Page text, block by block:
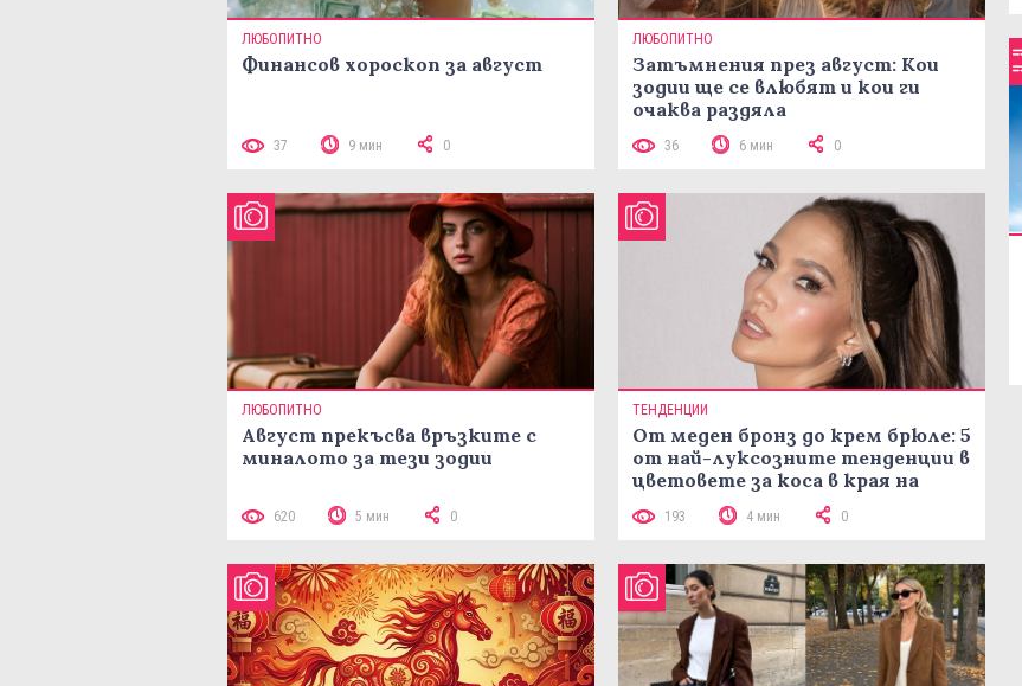
ЛЮБОПИТНО
Финансов хороскоп за август
37 9 мин 0
ЛЮБОПИТНО
Затъмнения през август: Кои
зодии ще се влюбят и кои ги
очаква раздяла
36 6 мин 0
ЛЮБОПИТНО
Август прекъсва връзките с
миналото за тези зодии
620 5 мин 0
ТЕНДЕНЦИИ
От меден бронз до крем брюле: 5
от най-луксозните тенденции в
цветовете за коса в края на
193 4 мин 0